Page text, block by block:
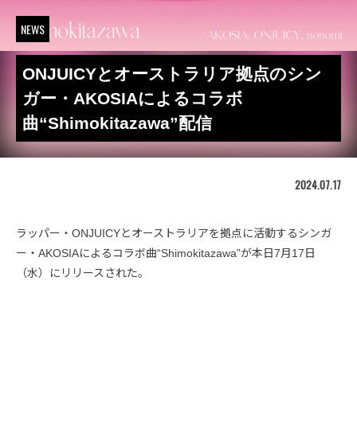
NEWS
ONJUICYとオーストラリア拠点のシン
ガー・AKOSIAによるコラボ
曲“Shimokitazawa”配信
2024.07.17
ラッパー・ONJUICYとオーストラリアを拠点に活動するシンガ
ー・AKOSIAによるコラボ曲“Shimokitazawa”が本日7月17日
（水）にリリースされた。